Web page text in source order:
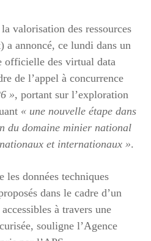
valorisation des ressources
a annoncé, ce lundi dans un
officielle des virtual data
de l’appel à concurrence
», portant sur l’exploration
« une nouvelle étape dans
du domaine minier national
et internationaux ».
les données techniques
dans le cadre d’un
à travers une
souligne l’Agence